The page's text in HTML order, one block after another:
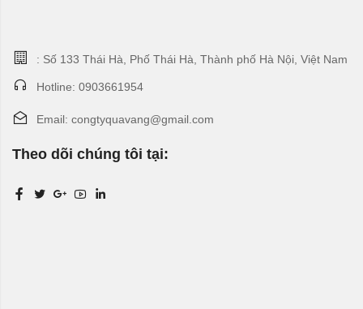
: Số 133 Thái Hà, Phố Thái Hà, Thành phố Hà Nội, Việt Nam
Hotline: 0903661954
Email: congtyquavang@gmail.com
Theo dõi chúng tôi tại: